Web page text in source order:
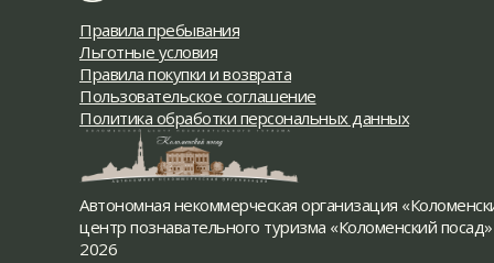
Правила пребывания
Льготные условия
Правила покупки и возврата
Пользовательское соглашение
Политика обработки персональных данных
Автономная некоммерческая организация
центр познавательного туризма «Коломенский
2026